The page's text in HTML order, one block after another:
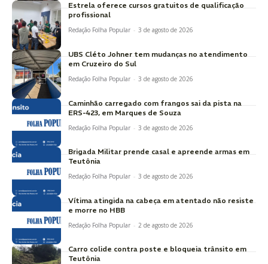
Estrela oferece cursos gratuitos de qualificação
profissional
Redação Folha Popular - 3 de agosto de 2026
UBS Cléto Johner tem mudanças no atendimento
em Cruzeiro do Sul
Redação Folha Popular - 3 de agosto de 2026
Caminhão carregado com frangos sai da pista na
ERS-423, em Marques de Souza
Redação Folha Popular - 3 de agosto de 2026
Brigada Militar prende casal e apreende armas em
Teutônia
Redação Folha Popular - 3 de agosto de 2026
Vítima atingida na cabeça em atentado não resiste
e morre no HBB
Redação Folha Popular - 2 de agosto de 2026
Carro colide contra poste e bloqueia trânsito em
Teutônia